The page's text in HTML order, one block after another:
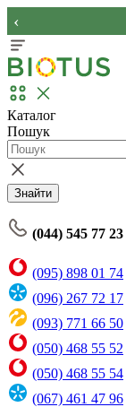
‹
Каталог
Пошук
Знайти
(044) 545 77 23
(095) 898 01 74
(096) 267 72 17
(093) 771 66 50
(050) 468 55 52
(050) 468 55 54
(067) 461 47 96